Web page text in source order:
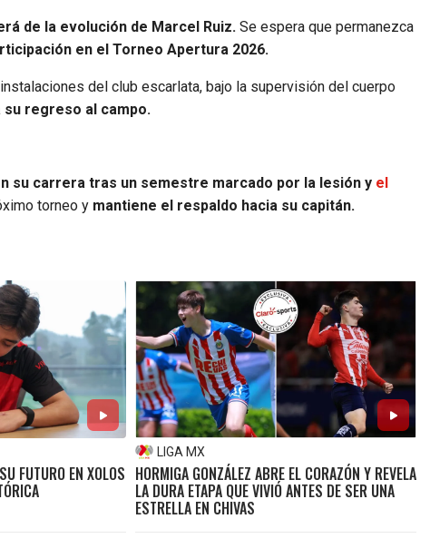
de la evolución de Marcel Ruiz. Se espera que permanezca
en el Torneo Apertura 2026.
del club escarlata, bajo la supervisión del cuerpo
regreso al campo.
su carrera tras un semestre marcado por la lesión y el
torneo y mantiene el respaldo hacia su capitán.
FUTURO EN XOLOS
LIGA MX
HORMIGA GONZÁLEZ ABRE EL CORAZÓN Y REVELA
LA DURA ETAPA QUE VIVIÓ ANTES DE SER UNA
ESTRELLA EN CHIVAS